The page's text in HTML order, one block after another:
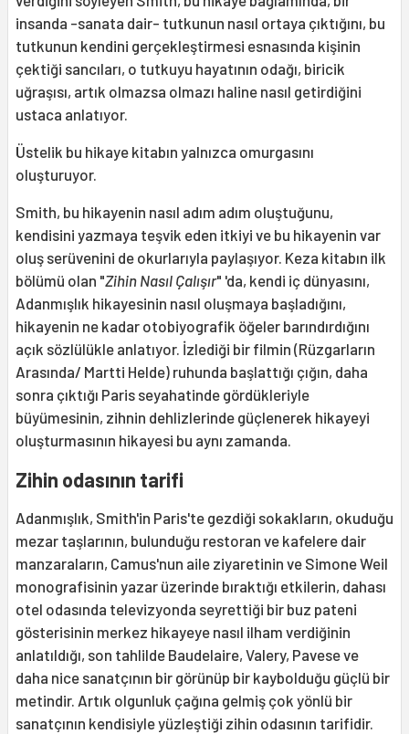
insanda -sanata dair- tutkunun nasıl ortaya çıktığını, bu
tutkunun kendini gerçekleştirmesi esnasında kişinin
çektiği sancıları, o tutkuyu hayatının odağı, biricik
uğraşısı, artık olmazsa olmazı haline nasıl getirdiğini
ustaca anlatıyor.
Üstelik bu hikaye kitabın yalnızca omurgasını
oluşturuyor.
Smith, bu hikayenin nasıl adım adım oluştuğunu,
kendisini yazmaya teşvik eden itkiyi ve bu hikayenin var
oluş serüvenini de okurlarıyla paylaşıyor. Keza kitabın ilk
bölümü olan "Zihin Nasıl Çalışır" 'da, kendi iç dünyasını,
Adanmışlık hikayesinin nasıl oluşmaya başladığını,
hikayenin ne kadar otobiyografik öğeler barındırdığını
açık sözlülükle anlatıyor. İzlediği bir filmin (Rüzgarların
Arasında/ Martti Helde) ruhunda başlattığı çığın, daha
sonra çıktığı Paris seyahatinde gördükleriyle
büyümesinin, zihnin dehlizlerinde güçlenerek hikayeyi
oluşturmasının hikayesi bu aynı zamanda.
Zihin odasının tarifi
Adanmışlık, Smith'in Paris'te gezdiği sokakların, okuduğu
mezar taşlarının, bulunduğu restoran ve kafelere dair
manzaraların, Camus'nun aile ziyaretinin ve Simone Weil
monografisinin yazar üzerinde bıraktığı etkilerin, dahası
otel odasında televizyonda seyrettiği bir buz pateni
gösterisinin merkez hikayeye nasıl ilham verdiğinin
anlatıldığı, son tahlilde Baudelaire, Valery, Pavese ve
daha nice sanatçının bir görünüp bir kaybolduğu güçlü bir
metindir. Artık olgunluk çağına gelmiş çok yönlü bir
sanatçının kendisiyle yüzleştiği zihin odasının tarifidir.